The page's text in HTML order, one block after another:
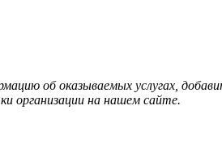
об оказываемых услугах,
организации на нашем сайте.